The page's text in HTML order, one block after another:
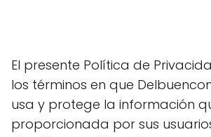
El presente Política de
los términos en que
usa y protege la información
proporcionada por sus